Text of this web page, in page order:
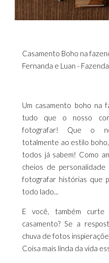
Casamento Boho na
Fernanda e Luan -
Um casamento boho na
tudo que o nosso
fotografar! Que o
totalmente ao estilo
todos já sabem! Como
cheios de
fotografar histórias que
todo lado...
E você, também
casamento? Se a
chuva de fotos
Coisa mais linda da vida